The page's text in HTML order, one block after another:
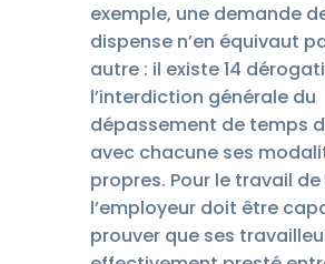
exemple, une demande
dispense n’en équivaut
autre : il existe 14
l’interdiction générale du
dépassement de temps
avec chacune ses
propres. Pour le travail de
l’employeur doit être
prouver que ses